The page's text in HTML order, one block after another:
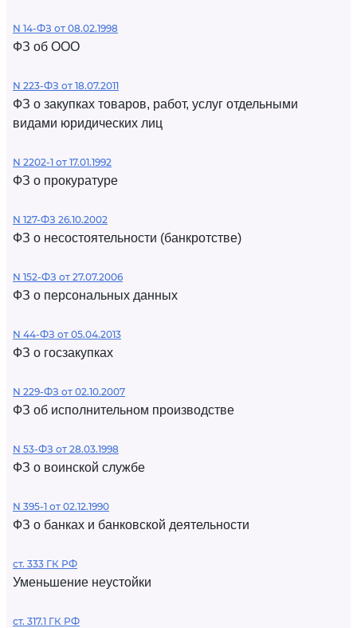
N 14-ФЗ от 08.02.1998
ФЗ об ООО
N 223-ФЗ от 18.07.2011
ФЗ о закупках товаров, работ, услуг отдельными
видами юридических лиц
N 2202-1 от 17.01.1992
ФЗ о прокуратуре
N 127-ФЗ 26.10.2002
ФЗ о несостоятельности (банкротстве)
N 152-ФЗ от 27.07.2006
ФЗ о персональных данных
N 44-ФЗ от 05.04.2013
ФЗ о госзакупках
N 229-ФЗ от 02.10.2007
ФЗ об исполнительном производстве
N 53-ФЗ от 28.03.1998
ФЗ о воинской службе
N 395-1 от 02.12.1990
ФЗ о банках и банковской деятельности
ст. 333 ГК РФ
Уменьшение неустойки
ст. 317.1 ГК РФ